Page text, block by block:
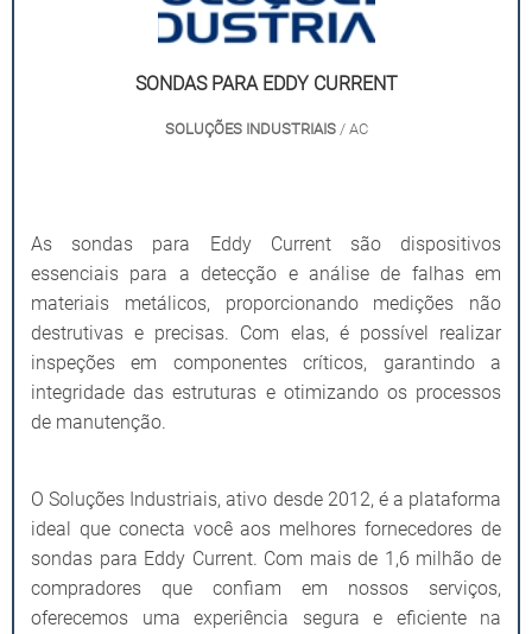
SONDAS PARA EDDY CURRENT
SOLUÇÕES INDUSTRIAIS/ AC
As sondas para Eddy Current são dispositivos
essenciais para a detecção e análise de falhas em
materiais metálicos, proporcionando medições não
destrutivas e precisas. Com elas, é possível realizar
inspeções em componentes críticos, garantindo a
integridade das estruturas e otimizando os processos
de manutenção.
O Soluções Industriais, ativo desde 2012, é a plataforma
ideal que conecta você aos melhores fornecedores de
sondas para Eddy Current. Com mais de 1,6 milhão de
compradores que confiam em nossos serviços,
oferecemos uma experiência segura e eficiente na